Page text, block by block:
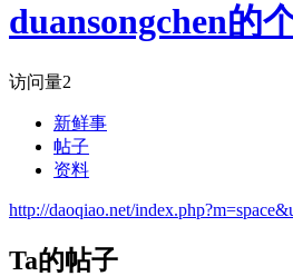
duansongchen的
访问量2
新鲜事
帖子
资料
http://daoqiao.net/
Ta的帖子